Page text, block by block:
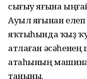
сығыу яғына
Ауыл яғынан
яҡтыһында ҡыҙ
атлаған
атаһының
таныны.